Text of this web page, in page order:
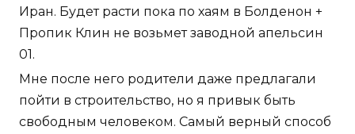
Иран. Будет расти пока по хаям в Болденон +
Пропик Клин не возьмет заводной апельсин
01.
Мне после него родители даже предлагали
пойти в строительство, но я привык быть
свободным человеком. Самый верный способ